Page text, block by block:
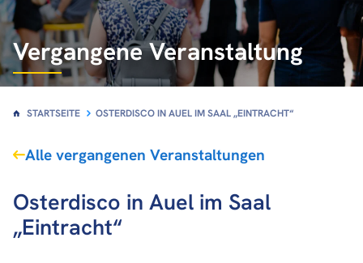
Vergangene Veranstaltung
STARTSEITE OSTERDISCO IN AUEL IM SAAL „EINTRACHT“
Alle vergangenen Veranstaltungen
Osterdisco in Auel im Saal
„Eintracht“